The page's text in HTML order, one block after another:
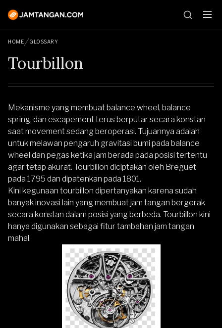
HOME GLOSSARY
Tourbillon
Mekanisme yang membuat balance wheel, balance
spring, dan escapement terus berputar secara konstan
saat movement sedang beroperasi. Tujuannya adalah
untuk melawan pengaruh gravitasi bumi pada balance
wheel dan pegas ketika jam berada pada posisi tertentu
agar tetap akurat. Tourbillon diciptakan oleh Breguet
pada 1795 dan dipatenkan pada 1801.
Kini kegunaan tourbillon dipertanyakan karena sudah
banyak inovasi lain yang membuat jam tangan bergerak
secara konstan dalam posisi yang berbeda. Tourbillon kini
hanya digunakan sebagai fitur tambahan jam tangan
mahal.